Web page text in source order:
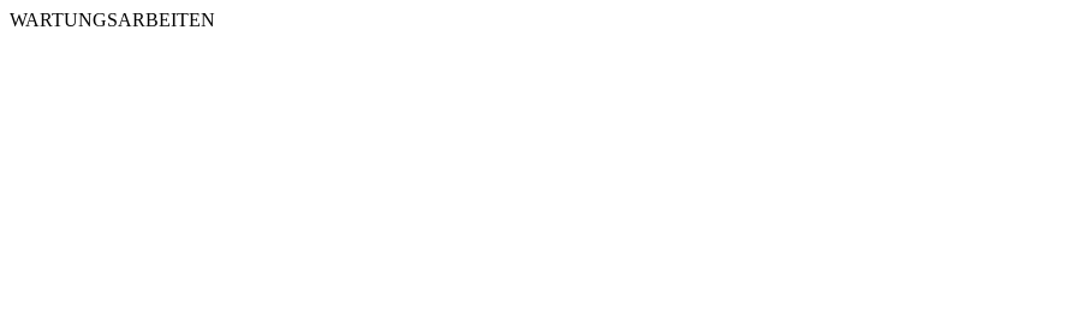
WARTUNGSARBEITEN